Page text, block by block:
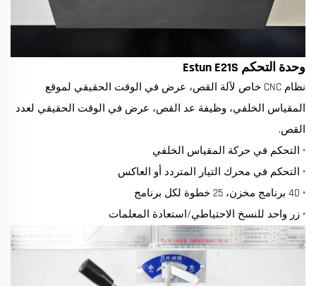
وحدة التحكم Estun E21S
نظام CNC خاص لآلة القص، عرض في الوقت الحقيقي لموقع
المقياس الخلفي، وظيفة عد القص، عرض في الوقت الحقيقي لعدد
القص.
• التحكم في حركة المقياس الخلفي
• التحكم في محرك التيار المتردد أو العاكس
• 40 برنامج مخزن، 25 خطوة لكل برنامج
• زر واحد للنسخ الاحتياطي/استعادة المعلمات